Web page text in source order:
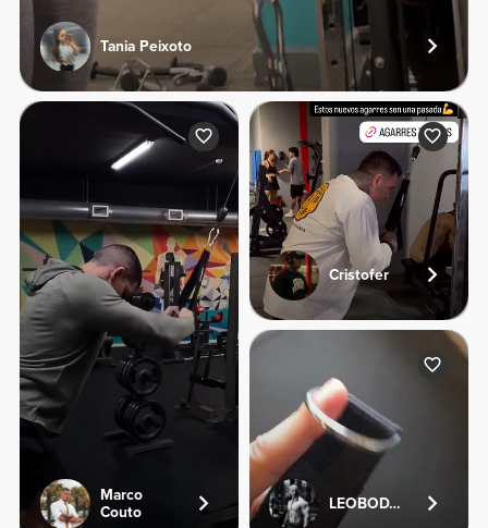
Tania Peixoto
Marco
Couto
Cristofer
LEOBODYFITNESS